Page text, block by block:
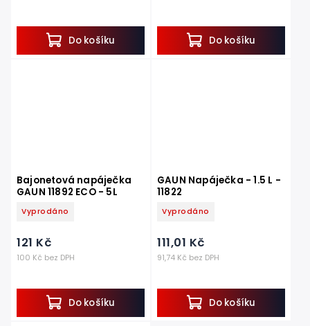
Do košíku Do košíku
Bajonetová napáječka
GAUN 11892 ECO - 5L
Vyprodáno
100 Kč bez DPH
121 Kč
Do košíku
GAUN Napáječka - 1.5 L -
11822
Vyprodáno
91,74 Kč bez DPH
111,01 Kč
Do košíku